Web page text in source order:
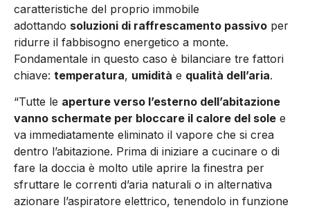
caratteristiche del proprio immobile
adottando soluzioni di raffrescamento passivo per
ridurre il fabbisogno energetico a monte.
Fondamentale in questo caso è bilanciare tre fattori
chiave: temperatura, umidità e qualità dell’aria.
“Tutte le aperture verso l’esterno dell’abitazione
vanno schermate per bloccare il calore del sole e
va immediatamente eliminato il vapore che si crea
dentro l’abitazione. Prima di iniziare a cucinare o di
fare la doccia è molto utile aprire la finestra per
sfruttare le correnti d’aria naturali o in alternativa
azionare l’aspiratore elettrico, tenendolo in funzione